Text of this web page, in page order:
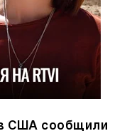
США сообщили